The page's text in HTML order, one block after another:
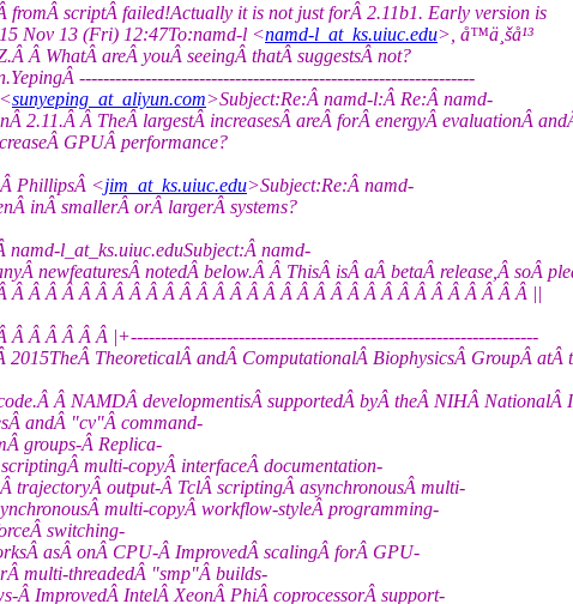
scriptÂ failed!Actually it is not just forÂ 2.11b1. Early version is
Nov 13 (Fri) 12:47To:namd-l <namd-l_at_ks.uiuc.edu>, å­™ä¸šå¹³
Â WhatÂ areÂ youÂ seeingÂ thatÂ suggestsÂ not?
------------------------------------------------------------------
sunyeping_at_aliyun.com>Subject:Re:Â namd-l:Â Re:Â namd-
Â TheÂ largestÂ increasesÂ areÂ forÂ energyÂ evaluationÂ
GPUÂ performance?
PhillipsÂ <jim_at_ks.uiuc.edu>Subject:Re:Â namd-
inÂ smallerÂ orÂ largerÂ systems?
namd-l_at_ks.uiuc.eduSubject:Â namd-
notedÂ below.Â Â ThisÂ isÂ aÂ betaÂ release,Â
Â Â Â Â Â Â Â Â Â Â Â Â Â Â Â Â Â Â Â Â Â Â Â Â Â Â Â Â Â Â ||
Â Â Â Â Â Â |+--------------------------------------------------------------------
TheoreticalÂ andÂ ComputationalÂ BiophysicsÂ GroupÂ
Â NAMDÂ developmentisÂ supportedÂ byÂ theÂ NIHÂ
andÂ "cv"Â command-
groups-Â Replica-
multi-copyÂ interfaceÂ documentation-
trajectoryÂ output-Â TclÂ scriptingÂ asynchronousÂ multi-
multi-copyÂ workflow-styleÂ programming-
switching-
asÂ onÂ CPU-Â ImprovedÂ scalingÂ forÂ GPU-
multi-threadedÂ "smp"Â builds-
Â ImprovedÂ IntelÂ XeonÂ PhiÂ coprocessorÂ support-